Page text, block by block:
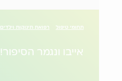
תחומי טיפול רפואת תינוקות וילדים
אייבו ונגמר הסיפור!